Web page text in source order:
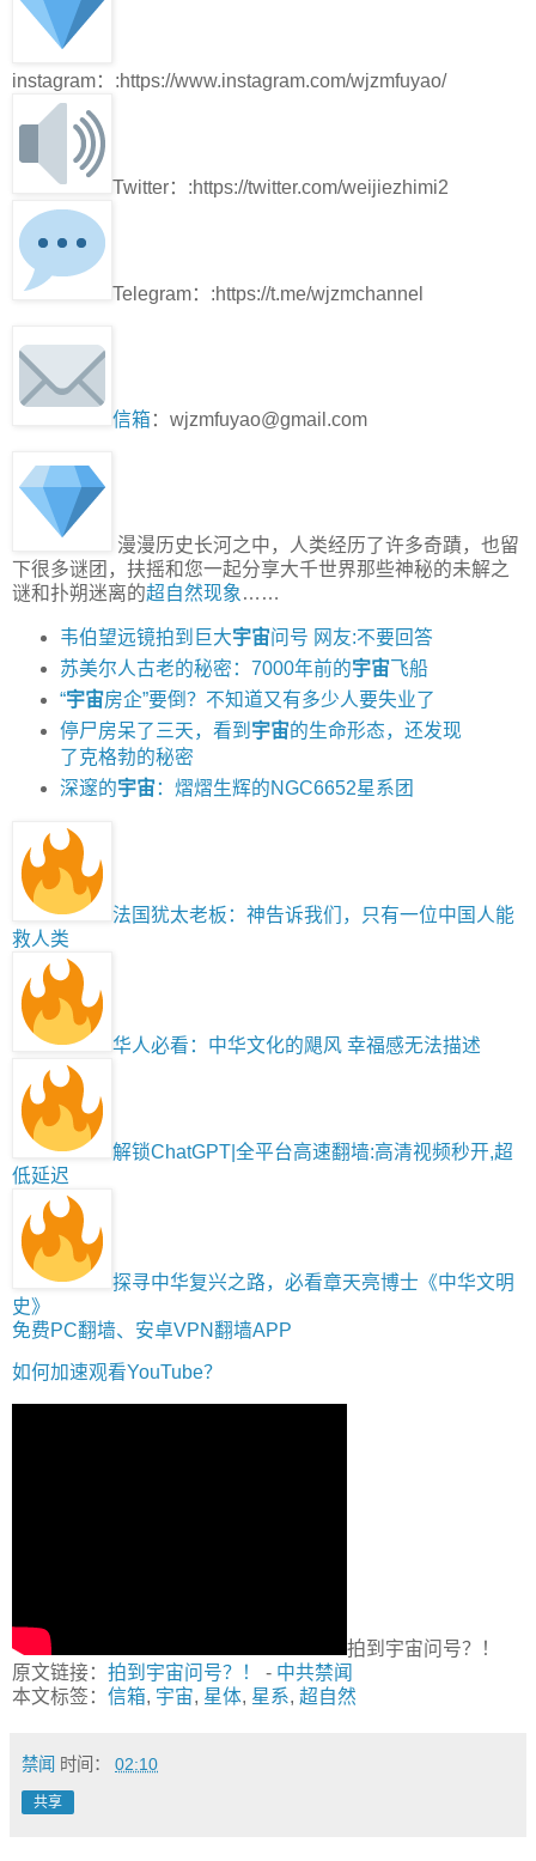
instagram：:https://www.instagram.com/wjzmfuyao/
Twitter：:https://twitter.com/weijiezhimi2
Telegram：:https://t.me/wjzmchannel
信箱 ：wjzmfuyao@gmail.com
漫漫历史长河之中，人类经历了许多奇蹟，也留
下很多谜团，扶摇和您一起分享大千世界那些神秘的未解之
谜和扑朔迷离的超自然现象 ……
韦伯望远镜拍到巨大宇宙问号 网友:不要回答
苏美尔人古老的秘密：7000年前的宇宙飞船
“宇宙房企”要倒？不知道又有多少人要失业了
停尸房呆了三天，看到 宇宙的生命形态，还发现
了克格勃的秘密
深邃的宇宙：熠熠生辉的NGC6652星系团
法国犹太老板：神告诉我们，只有一位中国人能
救人类
华人必看：中华文化的飓风 幸福感无法描述
解锁ChatGPT|全平台高速翻墙:高清视频秒开,超
低延迟
探寻中华复兴之路，必看章天亮博士《中华文明
史》
免费PC翻墙、安卓VPN翻墙APP
如何加速观看YouTube？
拍到宇宙问号？！
原文链接： 拍到宇宙问号？！ - 中共禁闻
本文标签： 信箱, 宇宙, 星体, 星系, 超自然
禁闻 时间： 02:10
共享